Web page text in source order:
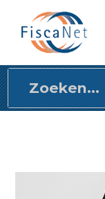
Direct
naar
content
gaan